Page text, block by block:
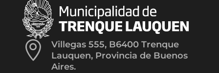

Villegas 555, B6400 Trenque
Lauquen, Provincia de Buenos
Aires.